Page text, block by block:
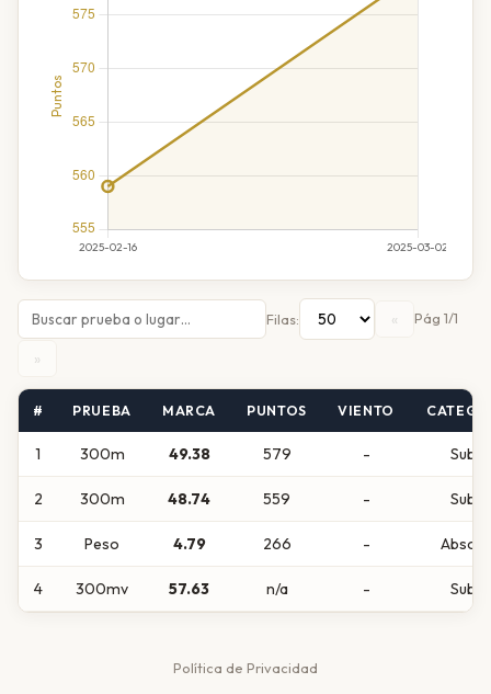
Filas: « Pág 1/1
»
# PRUEBA MARCA PUNTOS VIENTO
1 300m 49.38 579 - Sub16
2 300m 48.74 559 - Sub16
3 Peso 4.79 266 -
4 300mv 57.63 n/a - Sub16
Política de Privacidad